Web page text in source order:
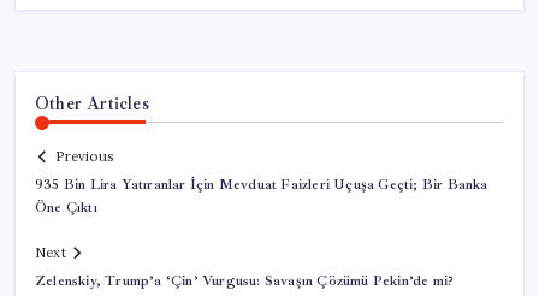
Other Articles
Previous
935 Bin Lira Yatıranlar İçin Mevduat Faizleri Uçuşa Geçti; Bir Banka
Öne Çıktı
Next
Zelenskiy, Trump’a ‘Çin’ Vurgusu: Savaşın Çözümü Pekin’de mi?